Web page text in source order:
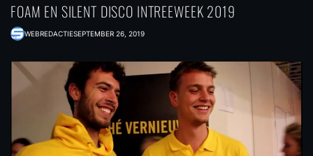
FOAM EN SILENT DISCO INTREEWEEK 2019
WEBREDACTIESEPTEMBER 26, 2019